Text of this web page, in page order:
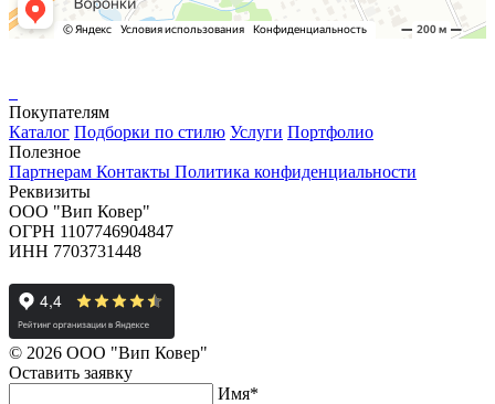
Покупателям
Каталог Подборки по стилю Услуги Портфолио
Полезное
Партнерам Контакты Политика конфиденциальности
Реквизиты
ООО "Вип Ковер"
ОГРН 1107746904847
ИНН 7703731448
© 2026 ООО "Вип Ковер"
Оставить заявку
Имя*